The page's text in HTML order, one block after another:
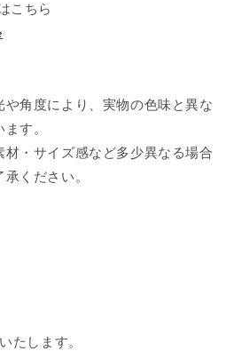
こちら
角度により、実物の色味と異な
す。
・サイズ感など多少異なる場合
ください。
たします。